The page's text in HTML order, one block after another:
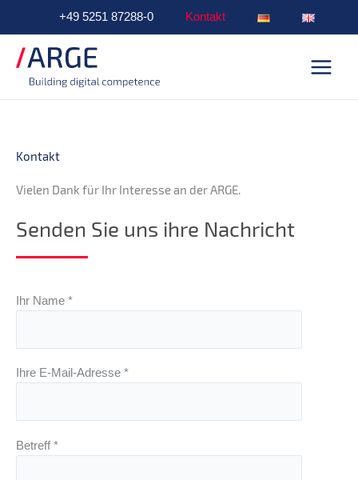
springen
+49 5251 87288-0 Kontakt
Kontakt
Vielen Dank für Ihr Interesse an der ARGE.
Senden Sie uns ihre Nachricht
Ihr Name *
Ihre E-Mail-Adresse *
Betreff *